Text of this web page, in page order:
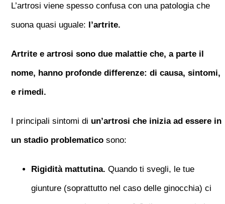
L’artrosi viene spesso confusa con una patologia che
suona quasi uguale: l’artrite.
Artrite e artrosi sono due malattie che, a parte il
nome, hanno profonde differenze: di causa, sintomi,
e rimedi.
I principali sintomi di un’artrosi che inizia ad essere in
un stadio problematico sono:
Rigidità mattutina. Quando ti svegli, le tue
giunture (soprattutto nel caso delle ginocchia) ci